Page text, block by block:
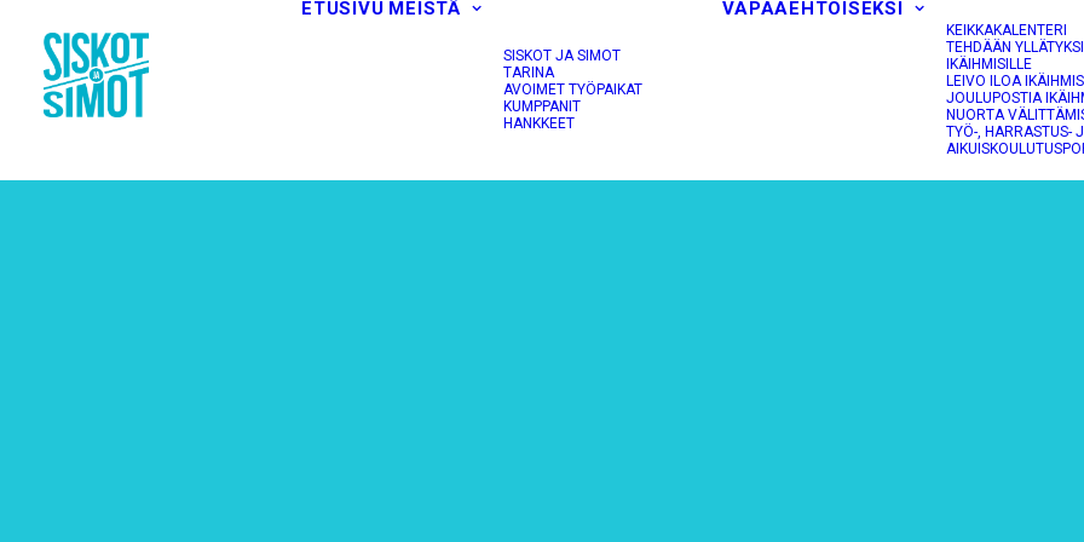
ETUSIVU MEISTÄ
SISKOT JA SIMOT
TARINA
AVOIMET TYÖPAIKAT
KUMPPANIT
HANKKEET
VAPAAEHTOISEKSI
KEIKKAKALENTERI
TEHDÄÄN
IKÄIHMISILLE
LEIVO ILOA
JOULUPOSTIA
NUORTA
TYÖ-, HARRASTUS-